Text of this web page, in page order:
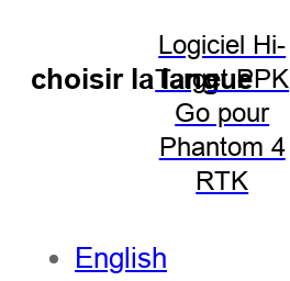
Logiciel Hi-
Target PPK
Go pour
Phantom 4
RTK
choisir la langue
English